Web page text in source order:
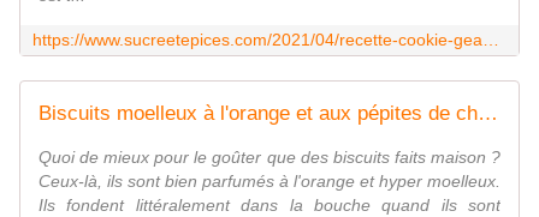
Biscuits moelleux à l'orange et aux pépites de chocolat - Recette en vidéo - www.sucreetepices.com
Quoi de mieux pour le goûter que des biscuits faits maison ?
Ceux-là, ils sont bien parfumés à l'orange et hyper moelleux.
Ils fondent littéralement dans la bouche quand ils sont